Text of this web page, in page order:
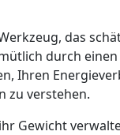
das
durch
Ihren
zu verstehen.
Gewicht